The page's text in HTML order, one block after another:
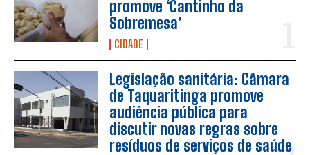
promove ‘Cantinho da
Sobremesa’
CIDADE
Legislação sanitária: Câmara
de Taquaritinga promove
audiência pública para
discutir novas regras sobre
resíduos de serviços de saúde